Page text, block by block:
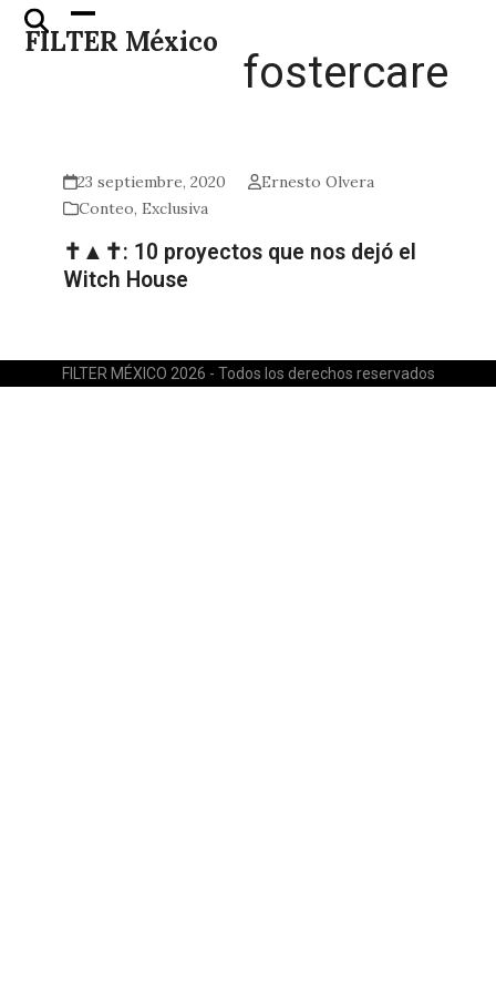
Skip
FILTER México
Open
mobile
Close
mobile
fostercare
23 septiembre, 2020
Ernesto Olvera
Conteo,Exclusiva
✝▲✝: 10 proyectos que nos dejó el
Witch House
FILTER MÉXICO 2026 - Todos los derechos reservados